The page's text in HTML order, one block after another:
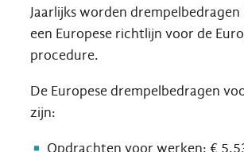
Jaarlijks worden
een Europese richtlijn voor de
procedure.
De Europese drempelbedragen
zijn:
Opdrachten voor werken: €